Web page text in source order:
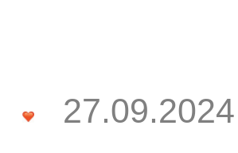
27.09.2024